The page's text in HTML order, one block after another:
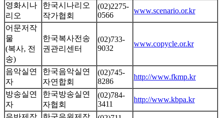
영화시나
리오
한국시나리오
작가협회
(02)2275-
0566
www.scenario.or.kr
어문저작
물
(복사, 전
송)
한국복사전송
권관리센터
(02)733-
9032
www.copycle.or.kr
음악실연
자
한국음악실연
자연합회
(02)745-
8286
http://www.fkmp.kr
방송실연
자
한국방송실연
자협회
(02)784-
3411
http://www.kbpa.kr